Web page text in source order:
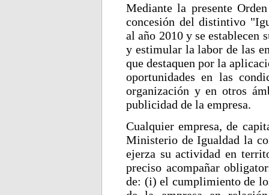
Mediante la presente
concesión del distintivo
al año 2010 y se establecen
y estimular la labor de las
que destaquen por la
oportunidades en las
organización y en otros
publicidad de la empresa.
Cualquier empresa, de
Ministerio de Igualdad la
ejerza su actividad en
preciso acompañar
de: (i) el cumplimiento de